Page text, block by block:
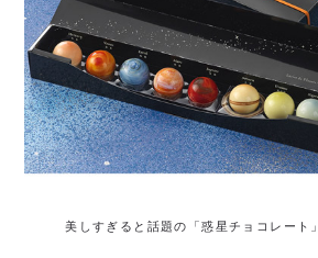
美しすぎると話題の「惑星チョコレート」